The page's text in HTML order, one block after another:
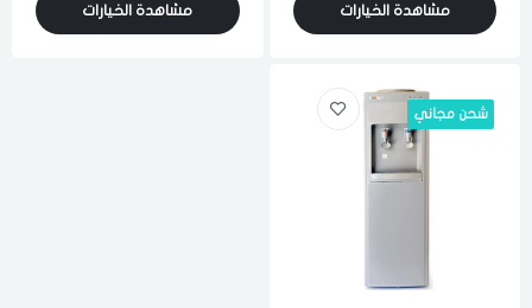
مشاهدة الخيارات مشاهدة الخيارات
شحن مجاني